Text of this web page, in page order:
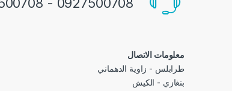
معلومات الاتصال
طرابلس - زاوية الدهماني
بنغازي - الكيش